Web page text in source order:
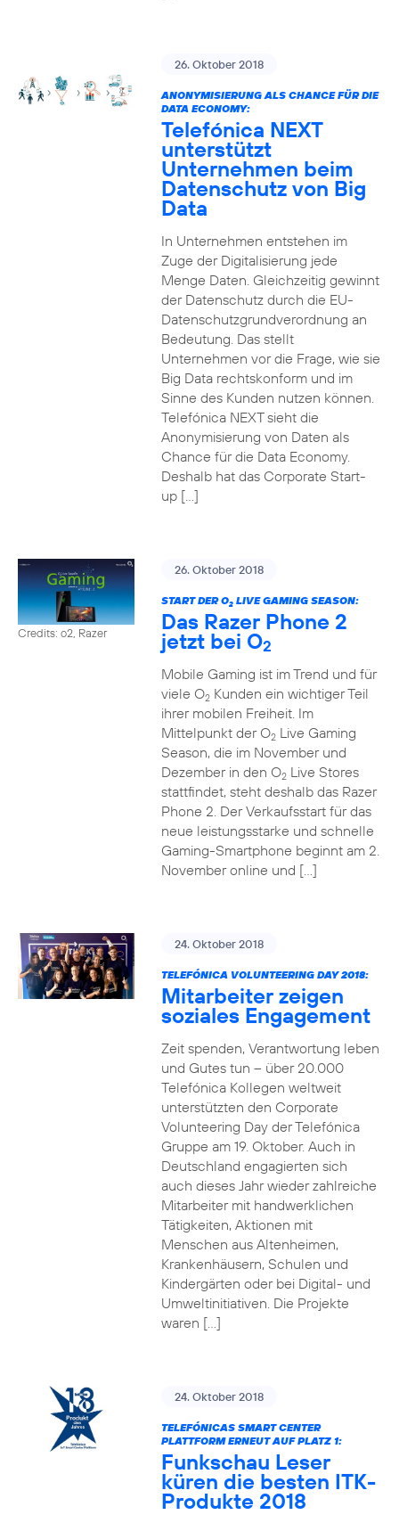
26. Oktober 2018
ANONYMISIERUNG ALS CHANCE FÜR DIE
DATA ECONOMY:
Telefónica NEXT
unterstützt
Unternehmen beim
Datenschutz von Big
Data
In Unternehmen entstehen im
Zuge der Digitalisierung jede
Menge Daten. Gleichzeitig gewinnt
der Datenschutz durch die EU-
Datenschutzgrundverordnung an
Bedeutung. Das stellt
Unternehmen vor die Frage, wie sie
Big Data rechtskonform und im
Sinne des Kunden nutzen können.
Telefónica NEXT sieht die
Anonymisierung von Daten als
Chance für die Data Economy.
Deshalb hat das Corporate Start-
up […]
Credits: o2, Razer
26. Oktober 2018
START DER O2LIVE GAMING SEASON:
Das Razer Phone 2
jetzt bei O2
Mobile Gaming ist im Trend und für
viele O2Kunden ein wichtiger Teil
ihrer mobilen Freiheit. Im
Mittelpunkt der O2Live Gaming
Season, die im November und
Dezember in den O2Live Stores
stattfindet, steht deshalb das Razer
Phone 2. Der Verkaufsstart für das
neue leistungsstarke und schnelle
Gaming-Smartphone beginnt am 2.
November online und […]
24. Oktober 2018
TELEFÓNICA VOLUNTEERING DAY 2018:
Mitarbeiter zeigen
soziales Engagement
Zeit spenden, Verantwortung leben
und Gutes tun – über 20.000
Telefónica Kollegen weltweit
unterstützten den Corporate
Volunteering Day der Telefónica
Gruppe am 19. Oktober. Auch in
Deutschland engagierten sich
auch dieses Jahr wieder zahlreiche
Mitarbeiter mit handwerklichen
Tätigkeiten, Aktionen mit
Menschen aus Altenheimen,
Krankenhäusern, Schulen und
Kindergärten oder bei Digital- und
Umweltinitiativen. Die Projekte
waren […]
24. Oktober 2018
TELEFÓNICAS SMART CENTER
PLATTFORM ERNEUT AUF PLATZ 1:
Funkschau Leser
küren die besten ITK-
Produkte 2018